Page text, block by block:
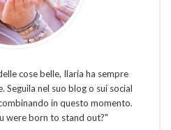
cose belle, Ilaria ha sempre
Seguila nel suo blog o sui social
in questo momento.
were born to stand out?"